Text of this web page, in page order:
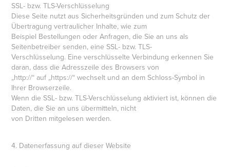
SSL- bzw. TLS-Verschlüsselung
Diese Seite nutzt aus Sicherheitsgründen und zum Schutz der
Übertragung vertraulicher Inhalte, wie zum
Beispiel Bestellungen oder Anfragen, die Sie an uns als
Seitenbetreiber senden, eine SSL- bzw. TLS-
Verschlüsselung. Eine verschlüsselte Verbindung erkennen Sie
daran, dass die Adresszeile des Browsers von
„http://“ auf „https://“ wechselt und an dem Schloss-Symbol in
Ihrer Browserzeile.
Wenn die SSL- bzw. TLS-Verschlüsselung aktiviert ist, können die
Daten, die Sie an uns übermitteln, nicht
von Dritten mitgelesen werden.
4. Datenerfassung auf dieser Website